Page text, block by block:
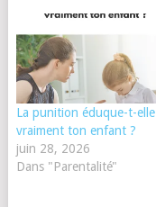
La punition éduque-t-elle
vraiment ton enfant ?
juin 28, 2026
Dans "Parentalité"